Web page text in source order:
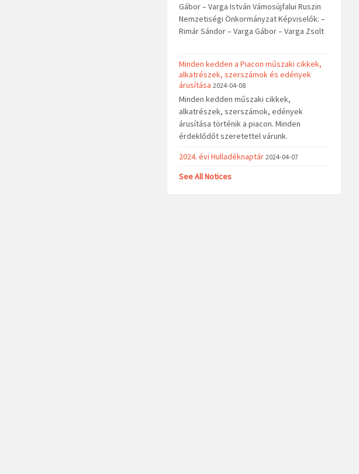
Gábor – Varga István Vámosújfalui Ruszin
Nemzetiségi Önkormányzat Képviselők: –
Rimár Sándor – Varga Gábor – Varga Zsolt
Minden kedden a Piacon műszaki cikkek,
alkatrészek, szerszámok és edények
árusítása 2024-04-08
Minden kedden műszaki cikkek,
alkatrészek, szerszámok, edények
árusítása történik a piacon. Minden
érdeklődőt szeretettel várunk.
2024. évi Hulladéknaptár 2024-04-07
See All Notices